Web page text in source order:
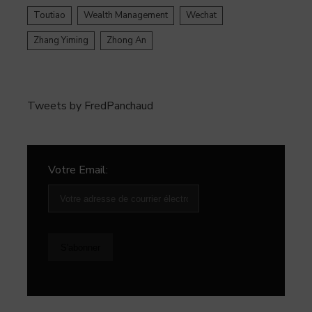
Toutiao
Wealth Management
Wechat
Zhang Yiming
Zhong An
Tweets by FredPanchaud
Votre Email: